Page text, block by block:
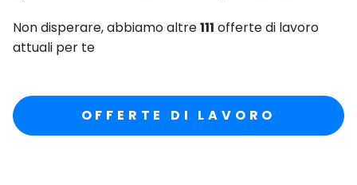
Non disperare, abbiamo altre111 offerte di lavoro
attuali per te
OFFERTE DI LAVORO